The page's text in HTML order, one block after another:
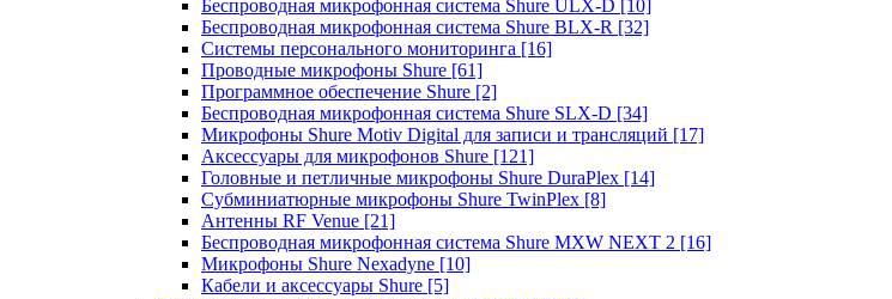
Беспроводная микрофонная система Shure ULX-D [10]
Беспроводная микрофонная система Shure BLX-R [32]
Системы персонального мониторинга [16]
Проводные микрофоны Shure [61]
Программное обеспечение Shure [2]
Беспроводная микрофонная система Shure SLX-D [34]
Микрофоны Shure Motiv Digital для записи и трансляций [17]
Аксессуары для микрофонов Shure [121]
Головные и петличные микрофоны Shure DuraPlex [14]
Субминиатюрные микрофоны Shure TwinPlex [8]
Антенны RF Venue [21]
Беспроводная микрофонная система Shure MXW NEXT 2 [16]
Микрофоны Shure Nexadyne [10]
Кабели и аксессуары Shure [5]